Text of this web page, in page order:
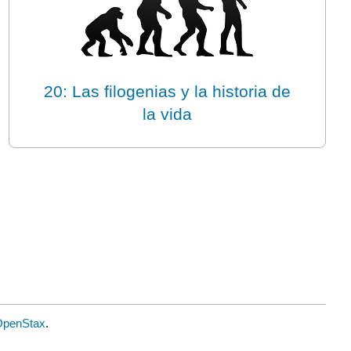
20: Las filogenias y la historia de
la vida
.